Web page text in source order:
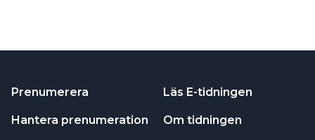
Prenumerera
Hantera prenumeration
Läs E-tidningen
Om tidningen